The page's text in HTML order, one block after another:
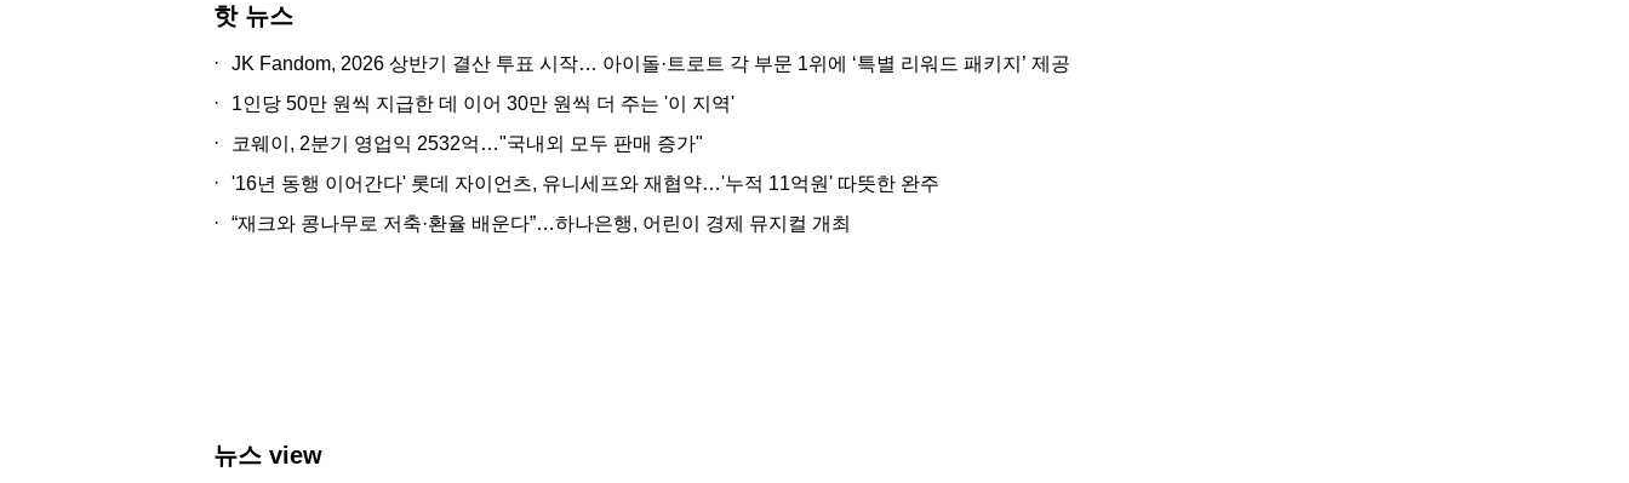
핫 뉴스
·
JK Fandom, 2026 상반기 결산 투표 시작… 아이돌·트로트 각 부문 1위에 ‘특별 리워드 패키지’ 제공
·
1인당 50만 원씩 지급한 데 이어 30만 원씩 더 주는 '이 지역'
·
코웨이, 2분기 영업익 2532억…"국내외 모두 판매 증가"
·
'16년 동행 이어간다' 롯데 자이언츠, 유니세프와 재협약…'누적 11억원' 따뜻한 완주
·
“재크와 콩나무로 저축·환율 배운다”…하나은행, 어린이 경제 뮤지컬 개최
뉴스 view